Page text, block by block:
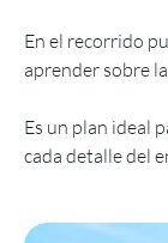
En el recorrido
aprender sobre
Es un plan ideal
cada detalle del